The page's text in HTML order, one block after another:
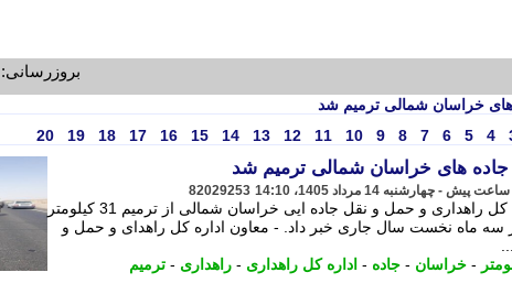
بروزرسانی: 04:46
4
5
6
7
8
9
10
11
12
13
14
15
16
17
18
19
20
82029253
معاون راهداری اداره کل راهداری و حمل و نقل جاده ایی خراسان شمالی از ترمیم 31 کیلومتر
سه ماه نخست سال جاری خبر داد. - معاون اداره کل راهدای و حمل و
- خراسان - جاده - اداره کل راهداری - راهداری - ترمیم